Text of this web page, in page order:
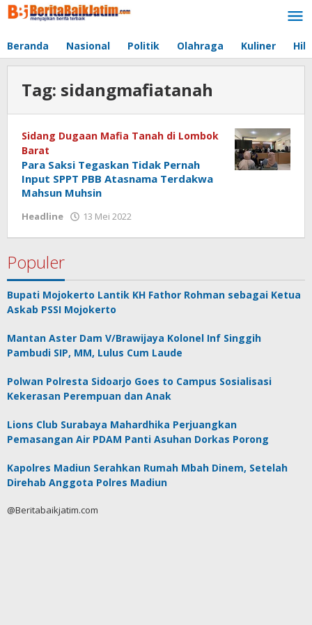
Lewati
ke
Beranda Nasional Politik Olahraga Kuliner
Tag: sidangmafiatanah
Sidang Dugaan Mafia Tanah di Lombok
Barat
Para Saksi Tegaskan Tidak Pernah
Input SPPT PBB Atasnama Terdakwa
Mahsun Muhsin
Headline 13 Mei 2022
Populer
Bupati Mojokerto Lantik KH Fathor Rohman sebagai Ketua
Askab PSSI Mojokerto
Mantan Aster Dam V/Brawijaya Kolonel Inf Singgih
Pambudi SIP, MM, Lulus Cum Laude
Polwan Polresta Sidoarjo Goes to Campus Sosialisasi
Kekerasan Perempuan dan Anak
Lions Club Surabaya Mahardhika Perjuangkan
Pemasangan Air PDAM Panti Asuhan Dorkas Porong
Kapolres Madiun Serahkan Rumah Mbah Dinem, Setelah
Direhab Anggota Polres Madiun
@Beritabaikjatim.com